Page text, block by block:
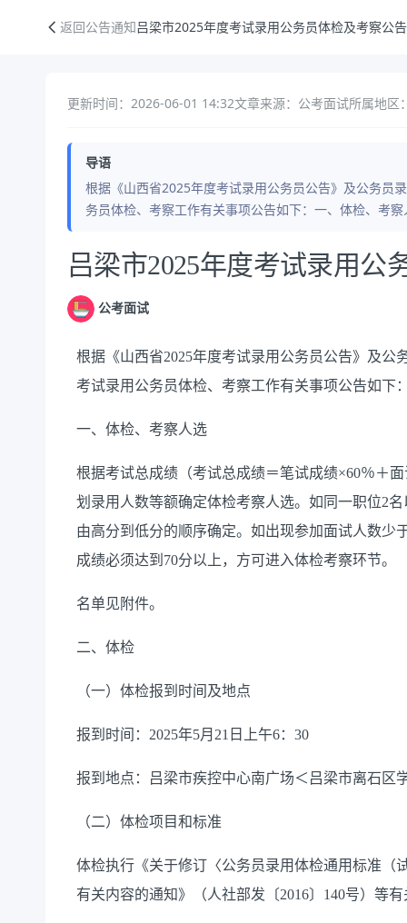
返回公告通知吕梁市2025年度考试录用公务员体检及考察公
更新时间：2026-06-01 14:32文章来源：公考面试所属地区
导语
根据《山西省2025年度考试录用公务员公告》及公务员
务员体检、考察工作有关事项公告如下：一、体检、考
公告正文
吕梁市2025年度考试录用公
公考面试
根据《山西省2025年度考试录用公务员公告》及公
考试录用公务员体检、考察工作有关事项公告如下
一、体检、考察人选
根据考试总成绩（考试总成绩＝笔试成绩×60％＋
划录用人数等额确定体检考察人选。如同一职位2
由高分到低分的顺序确定。如出现参加面试人数少
成绩必须达到70分以上，方可进入体检考察环节。
名单见附件。
二、体检
（一）体检报到时间及地点
报到时间：2025年5月21日上午6：30
报到地点：吕梁市疾控中心南广场＜吕梁市离石区
（二）体检项目和标准
体检执行《关于修订〈公务员录用体检通用标准（
有关内容的通知》（人社部发〔2016〕140号）等